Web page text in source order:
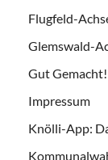
Flugfeld-
Glemswald-
Gut Gemacht!
Impressum
Knölli-App: